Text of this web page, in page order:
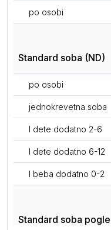
po osobi
Standard soba (ND)
po osobi
jednokrevetna soba
I dete dodatno 2-6
I dete dodatno 6-12
I beba dodatno 0-2
Standard soba